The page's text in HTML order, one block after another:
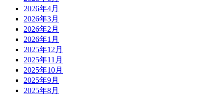
2026年4月
2026年3月
2026年2月
2026年1月
2025年12月
2025年11月
2025年10月
2025年9月
2025年8月